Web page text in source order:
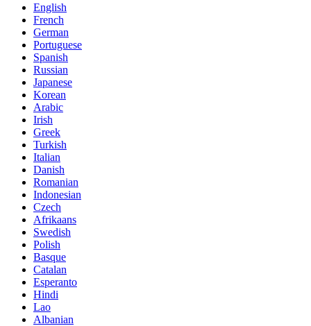
English
French
German
Portuguese
Spanish
Russian
Japanese
Korean
Arabic
Irish
Greek
Turkish
Italian
Danish
Romanian
Indonesian
Czech
Afrikaans
Swedish
Polish
Basque
Catalan
Esperanto
Hindi
Lao
Albanian